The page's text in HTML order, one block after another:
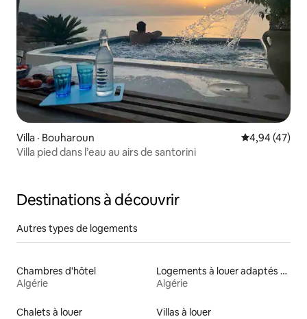
Villa · Bouharoun Note
4,94 (47)
Villa pied dans l’eau au airs de santorini
Destinations à découvrir
Autres types de logements
Chambres d'hôtel
Algérie
Logements à louer adaptés aux animaux
Algérie
Chalets à louer
Villas à louer